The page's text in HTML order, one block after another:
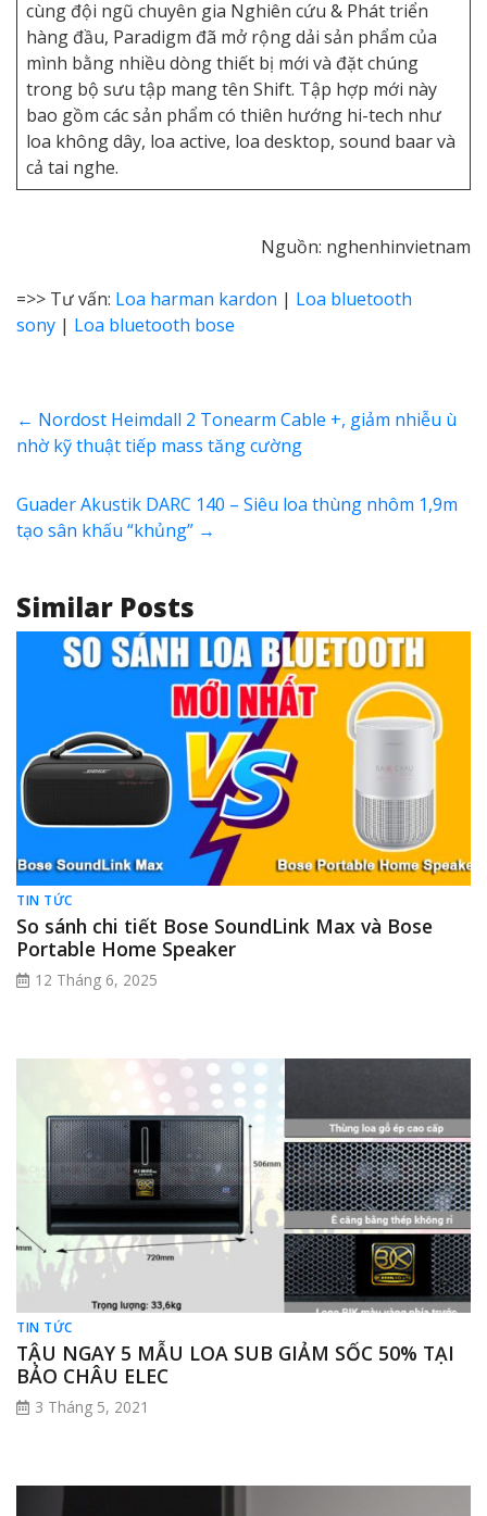
cùng đội ngũ chuyên gia Nghiên cứu & Phát triển
hàng đầu, Paradigm đã mở rộng dải sản phẩm của
mình bằng nhiều dòng thiết bị mới và đặt chúng
trong bộ sưu tập mang tên Shift. Tập hợp mới này
bao gồm các sản phẩm có thiên hướng hi-tech như
loa không dây, loa active, loa desktop, sound baar và
cả tai nghe.
Nguồn: nghenhinvietnam
=>> Tư vấn: Loa harman kardon | Loa bluetooth
sony | Loa bluetooth bose
← Nordost Heimdall 2 Tonearm Cable +, giảm nhiễu ù
nhờ kỹ thuật tiếp mass tăng cường
Guader Akustik DARC 140 – Siêu loa thùng nhôm 1,9m
tạo sân khấu “khủng” →
Similar Posts
TIN TỨC
So sánh chi tiết Bose SoundLink Max và Bose
Portable Home Speaker
12 Tháng 6, 2025
TIN TỨC
TẬU NGAY 5 MẪU LOA SUB GIẢM SỐC 50% TẠI
BẢO CHÂU ELEC
3 Tháng 5, 2021